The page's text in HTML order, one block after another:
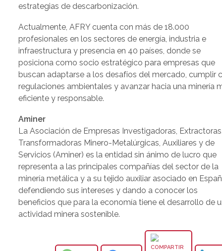
estrategias de descarbonización.
Actualmente, AFRY cuenta con más de 18.000
profesionales en los sectores de energía, industria e
infraestructura y presencia en 40 países, donde se
posiciona como socio estratégico para empresas que
buscan adaptarse a los desafíos del mercado, cumplir
regulaciones ambientales y avanzar hacia una minería
eficiente y responsable.
Aminer
La Asociación de Empresas Investigadoras,
Transformadoras Minero-Metalúrgicas, Auxiliares y de
Servicios (Aminer) es la entidad sin ánimo de lucro que
representa a las principales compañías del sector de la
minería metálica y a su tejido auxiliar asociado en
defendiendo sus intereses y dando a conocer los
beneficios que para la economía tiene el desarrollo de
actividad minera sostenible.